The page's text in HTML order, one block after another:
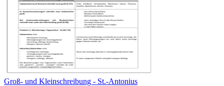
Groß- und Kleinschreibung - St.-Antonius